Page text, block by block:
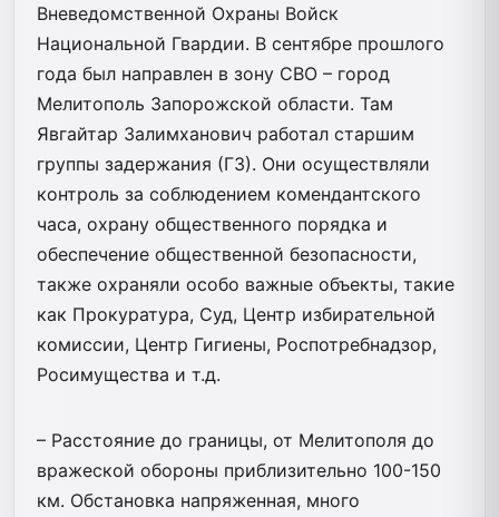
Вневедомственной Охраны Войск
Национальной Гвардии. В сентябре прошлого
года был направлен в зону СВО – город
Мелитополь Запорожской области. Там
Явгайтар Залимханович работал старшим
группы задержания (ГЗ). Они осуществляли
контроль за соблюдением комендантского
часа, охрану общественного порядка и
обеспечение общественной безопасности,
также охраняли особо важные объекты, такие
как Прокуратура, Суд, Центр избирательной
комиссии, Центр Гигиены, Роспотребнадзор,
Росимущества и т.д.
– Расстояние до границы, от Мелитополя до
вражеской обороны приблизительно 100-150
км. Обстановка напряженная, много